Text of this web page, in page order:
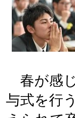
春が感
与式を行